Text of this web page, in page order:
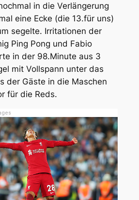
in die Verlängerung
eine Ecke (die 13.für uns)
segelte. Irritationen der
Ping Pong und Fabio
in der 98.Minute aus 3
mit Vollspann unter das
der Gäste in die Maschen
für die Reds.